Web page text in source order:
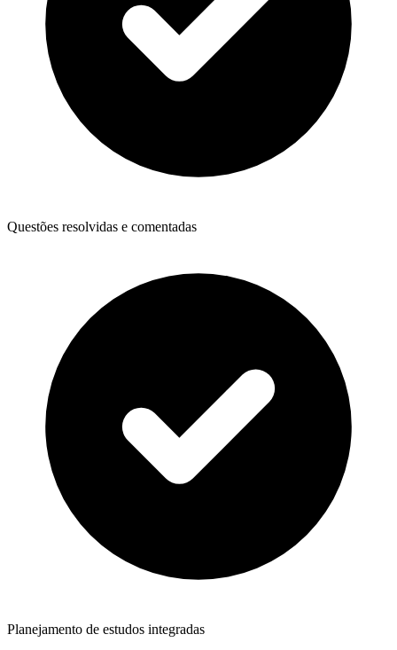
Questões resolvidas e comentadas
Planejamento de estudos integradas